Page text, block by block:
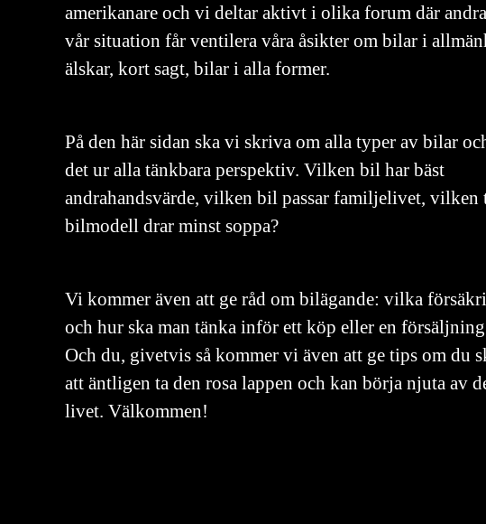
amerikanare och vi deltar aktivt i olika forum där
vår situation får ventilera våra åsikter om bilar i
älskar, kort sagt, bilar i alla former.
På den här sidan ska vi skriva om alla typer av bilar
det ur alla tänkbara perspektiv. Vilken bil har bäst
andrahandsvärde, vilken bil passar familjelivet, vilken
bilmodell drar minst soppa?
Vi kommer även att ge råd om bilägande: vilka
och hur ska man tänka inför ett köp eller en
Och du, givetvis så kommer vi även att ge tips om du
att äntligen ta den rosa lappen och kan börja njuta av
livet. Välkommen!